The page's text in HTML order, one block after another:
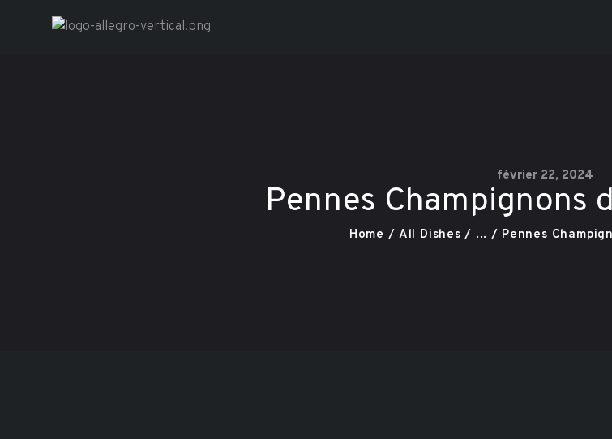
février 22, 2024
Pennes Champignons
Home All Dishes ... Pennes
Réservation
Carte Cadeau